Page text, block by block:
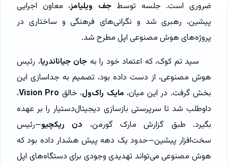
ضروری است. جلسه توسطجف ویلیامز، معاون اجرایی
پیشین، رهبری شد و نگرانی‌های فرهنگی و ساختاری در
پروژه‌های هوش مصنوعی اپل مطرح شد.
سید تم کوک، که اعتماد خود را به جان جیاناندریا، رئیس
هوش مصنوعی، از دست داده بود، تصمیم به جداسازی این
بخش گرفت. در این میان، مایک راک‌ول، خالق Vision Pro،
داوطلب شد تا سرپرستی بازسازی دیجیتال‌دستیار را بر عهده
بگیرد. طبق گزارش مارک گورمن، دن ریکچیو—رئیس
سخت‌افزار پیشین—حدود یک دهه پیش هشدار داده بود که
هوش مصنوعی می‌تواند تهدیدی وجودی برای دستگاه‌های اپل